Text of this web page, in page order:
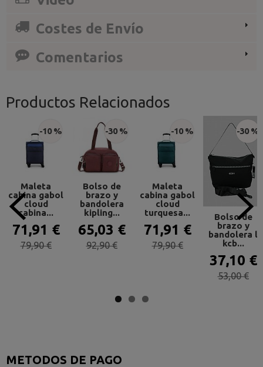
METODOS DE PAGO
Costes de Envío
Comentarios
Productos Relacionados
-10 %
Maleta
cabina gabol
cloud
cabina...
71,91 €
79,90 €
-30 %
Bolso de
brazo y
bandolera
kipling...
65,03 €
92,90 €
-10 %
Maleta
cabina gabol
cloud
turquesa...
71,91 €
79,90 €
-30 %
Bolso de
brazo y
bandolera l
kcb...
37,10 €
53,00 €